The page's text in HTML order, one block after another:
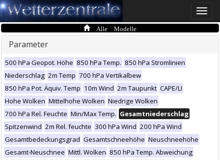
Toggle
Alle Modelle
Parameter
500 hPa Geopot. Höhe 850 hPa Temp. 850 hPa Stromlinien
Niederschlag 2m Temp 700 hPa Vertikalbew
850 hPa Pot. Äquiv. Temp 10m Wind 2m Taupunkt CAPE/LI
Hohe Wolken Mittelhohe Wolken Niedrige Wolken
700 hPa Rel. Feuchte Min/Max Temp. Gesamtniederschlag
Spitzenwind 2m Rel. feuchte 300 hPa Wind 200 hPa Wind
Gesamtbedeckungsgrad Gesamtschneehöhe Neuschneehöhe
Gesamt-Neuschnee Mittl. Wolken 850 hPa Temp. Abweichung